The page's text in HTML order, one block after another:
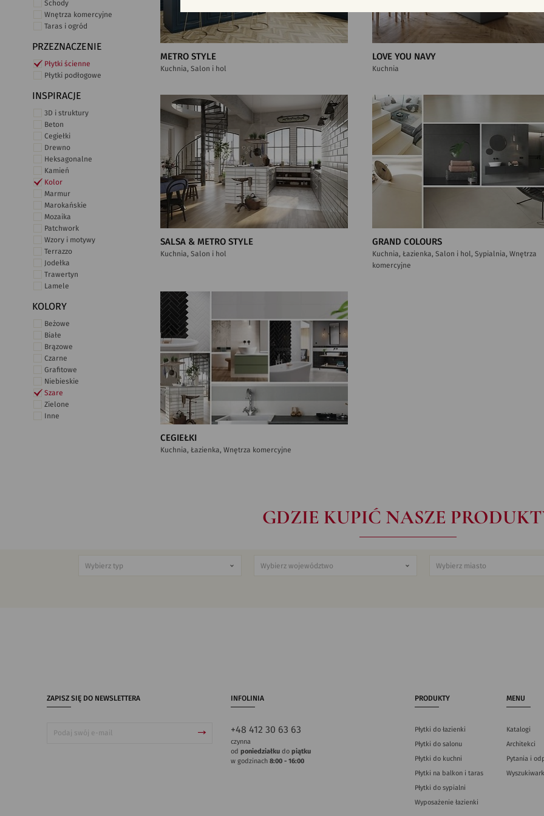
Schody
Wnętrza komercyjne
Taras i ogród
PRZEZNACZENIE
Płytki ścienne
Płytki podłogowe
INSPIRACJE
3D i struktury
Beton
Cegiełki
Drewno
Heksagonalne
Kamień
Kolor
Marmur
Marokańskie
Mozaika
Patchwork
Wzory i motywy
Terrazzo
Jodełka
Trawertyn
Lamele
KOLORY
Beżowe
Białe
Brązowe
Czarne
Grafitowe
Niebieskie
Szare
Zielone
Inne
METRO STYLE
Kuchnia, Salon i hol
LOVE YOU NAVY
Kuchnia
SALSA & METRO STYLE
Kuchnia, Salon i hol
GRAND COLOURS
Kuchnia, Łazienka, Salon i hol, Sypialnia, Wnętrza
komercyjne
CEGIEŁKI
Kuchnia, Łazienka, Wnętrza komercyjne
GDZIE KUPIĆ NASZE
ZAPISZ SIĘ DO NEWSLETTERA INFOLINIA
+48 412 30 63 63
czynna
od poniedziałkudo piątku
w godzinach 8:00 - 16:00
PRODUKTY
Płytki do łazienki
Płytki do salonu
Płytki do kuchni
Płytki na balkon i taras
Płytki do sypialni
Wyposażenie łazienki
MENU
Katalogi
Architekci
Pytania i